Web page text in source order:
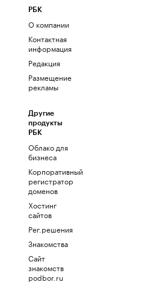
РБК
О компании
Контактная
информация
Редакция
Размещение
рекламы
Другие
продукты
РБК
Облако для
бизнеса
Корпоративный
регистратор
доменов
Хостинг
сайтов
Рег.решения
Знакомства
Сайт
знакомств
podbor.ru